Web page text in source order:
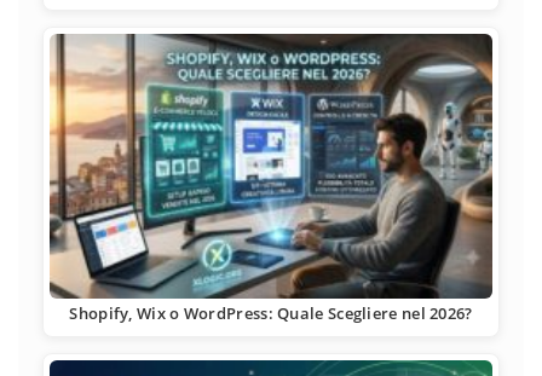
Shopify, Wix o WordPress: Quale Scegliere nel 2026?